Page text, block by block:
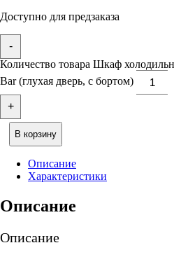
Доступно для предзаказа
-
Количество товара Шкаф
Bar (глухая дверь, с бортом)
+
В корзину
Описание
Характеристики
Описание
Описание